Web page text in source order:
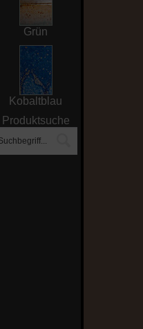
Grün
Kobaltblau
Produktsuche